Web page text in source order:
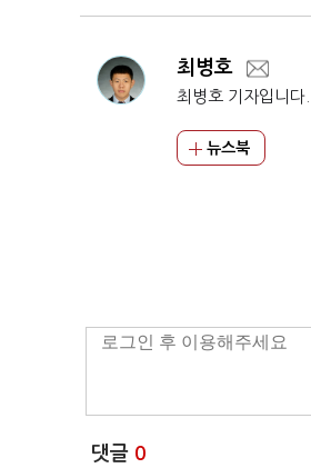
최병호
최병호 기자입니다.
뉴스북
댓글 0